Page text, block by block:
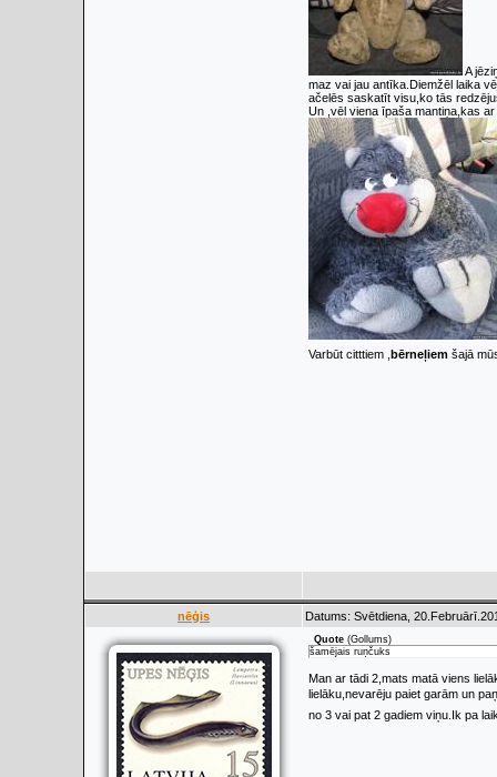
A
maz vai jau antīka.Diemžēl laika
ačelēs saskatīt visu,ko tās
Un ,vēl viena īpaša mantiņa,kas
Varbūt citttiem , bērneļiem šajā
nēģis Datums: Svētdiena,
Quote (Gollums)
šamējais ruņčuks
Man ar tādi 2,mats matā viens
lielāku,nevarēju paiet garām un
no 3 vai pat 2 gadiem viņu.Ik pa